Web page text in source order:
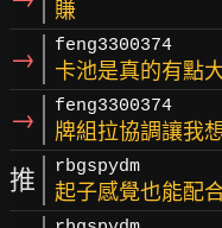
賺
→ feng3300374
卡池是真的有點
→ feng3300374
牌組拉協調讓我
推 rbgspydm
起子感覺也能配